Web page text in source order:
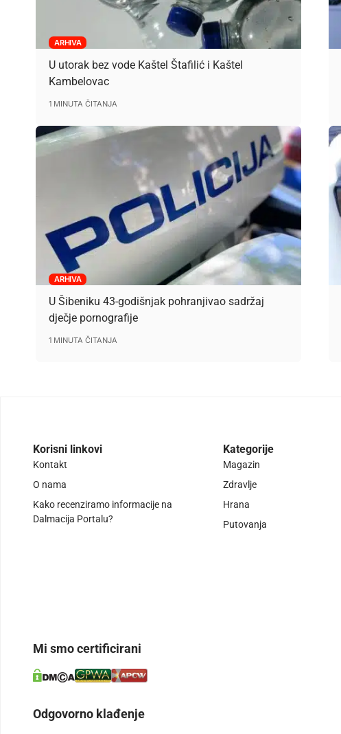
ARHIVA
U utorak bez vode Kaštel Štafilić i Kaštel
Kambelovac
1 MINUTA ČITANJA
ARHIVA
U Šibeniku 43-godišnjak pohranjivao sadržaj
dječje pornografije
1 MINUTA ČITANJA
Korisni linkovi
Kontakt
O nama
Kako recenziramo informacije na
Dalmacija Portalu?
Kategorije
Magazin
Zdravlje
Hrana
Putovanja
Mi smo certificirani
Odgovorno klađenje